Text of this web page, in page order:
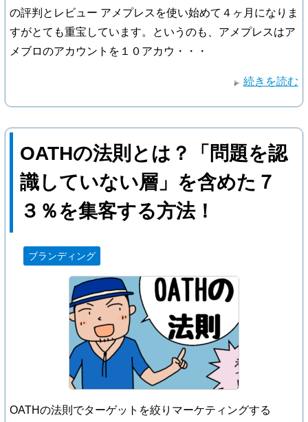
の評判とレビュー アメプレスを使い始めて４ヶ月になりま
すがとても重宝しています。というのも、アメプレスはア
メブロのアカウントを１０アカウ・・・
続きを読む
OATHの法則とは？「問題を認
識していない層」を含めた７
３％を集客する方法！
ブランディング
OATHの法則でターゲットを絞りマーケティングする